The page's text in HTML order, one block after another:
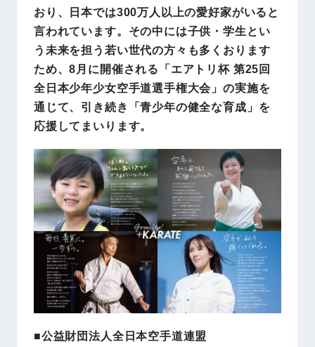
おり、日本では300万人以上の愛好家がいると
言われています。その中には子供・学生とい
う未来を担う若い世代の方々も多くおります
ため、8月に開催される「エアトリ杯 第25回
全日本少年少女空手道選手権大会」の実施を
通じて、引き続き「青少年の健全な育成」を
応援してまいります。
■公益財団法人全日本空手道連盟